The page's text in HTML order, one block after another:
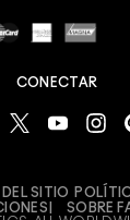
CONECTAR
SITIO
SOBRE